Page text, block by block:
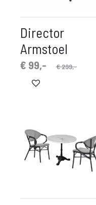
Director
Armstoel
€299,-
prijs
€ 99,-